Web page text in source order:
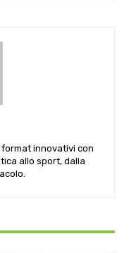
innovativi con
allo sport, dalla